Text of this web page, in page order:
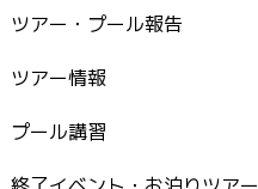
ツアー・プール報告
ツアー情報
プール講習